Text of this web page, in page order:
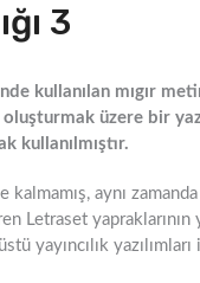
3
kullanılan mıgır
üzere bir
kullanılmıştır.
kalmamış, aynı
Letraset
yayıncılık